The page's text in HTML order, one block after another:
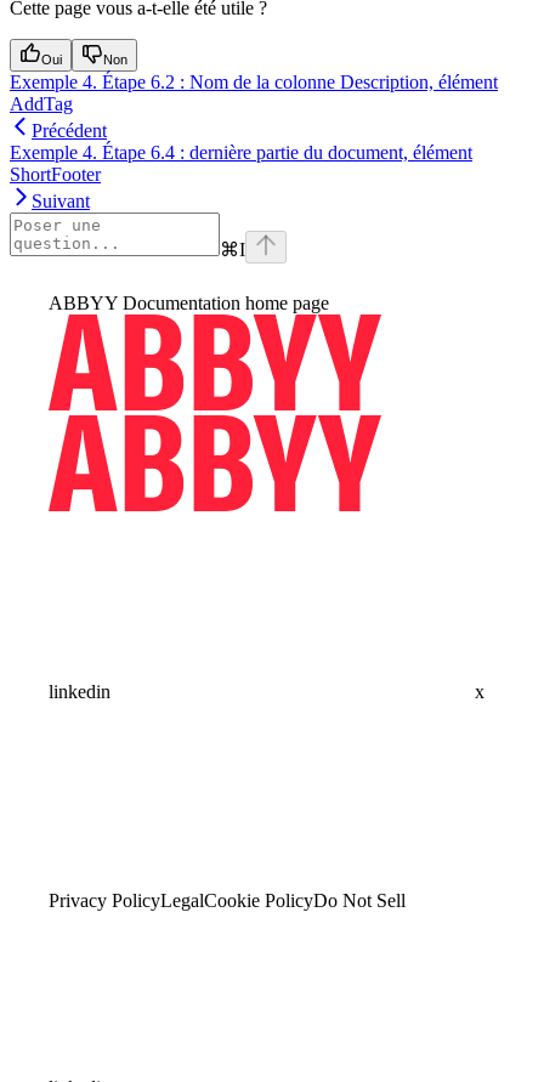
Cette page vous a-t-elle été utile ?
Oui Non
Exemple 4. Étape 6.2 : Nom de la colonne Description, élément
AddTag
Précédent
Exemple 4. Étape 6.4 : dernière partie du document, élément
ShortFooter
Suivant
⌘I
ABBYY Documentation home page
linkedin x
Privacy PolicyLegalCookie PolicyDo Not Sell